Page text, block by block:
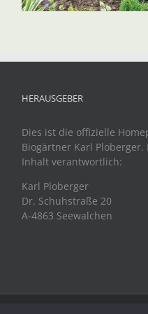
HERAUSGEBER
Dies ist die offizielle
Biogärtner Karl Ploberger.
Inhalt verantwortlich:
Karl Ploberger
Dr. Schuhstraße 20
A-4863 Seewalchen